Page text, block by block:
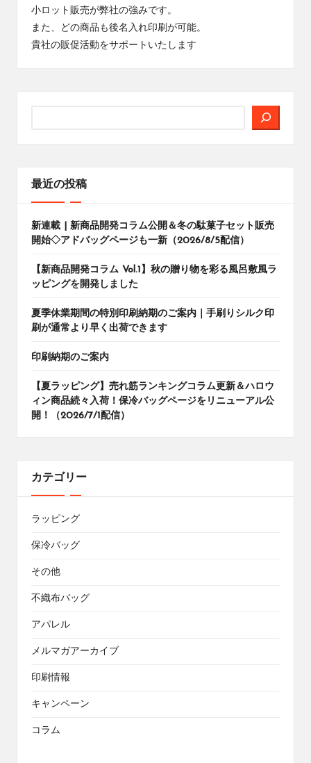
小ロット販売が弊社の強みです。
また、どの商品も後名入れ印刷が可能。
貴社の販促活動をサポートいたします
最近の投稿
新連載 | 新商品開発コラム公開＆冬の駄菓子セット販売
開始◇アドバッグページも一新（2026/8/5配信）
【新商品開発コラム Vol.1】秋の贈り物を彩る風呂敷風ラ
ッピングを開発しました
夏季休業期間の特別印刷納期のご案内｜手刷りシルク印
刷が通常より早く出荷できます
印刷納期のご案内
【夏ラッピング】売れ筋ランキングコラム更新＆ハロウ
ィン商品続々入荷！保冷バッグページをリニューアル公
開！（2026/7/1配信）
カテゴリー
ラッピング
保冷バッグ
その他
不織布バッグ
アパレル
メルマガアーカイブ
印刷情報
キャンペーン
コラム